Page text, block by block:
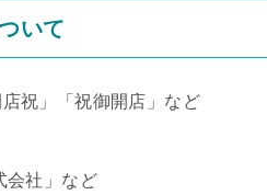
いて
店祝」「祝御開店」など
会社」など